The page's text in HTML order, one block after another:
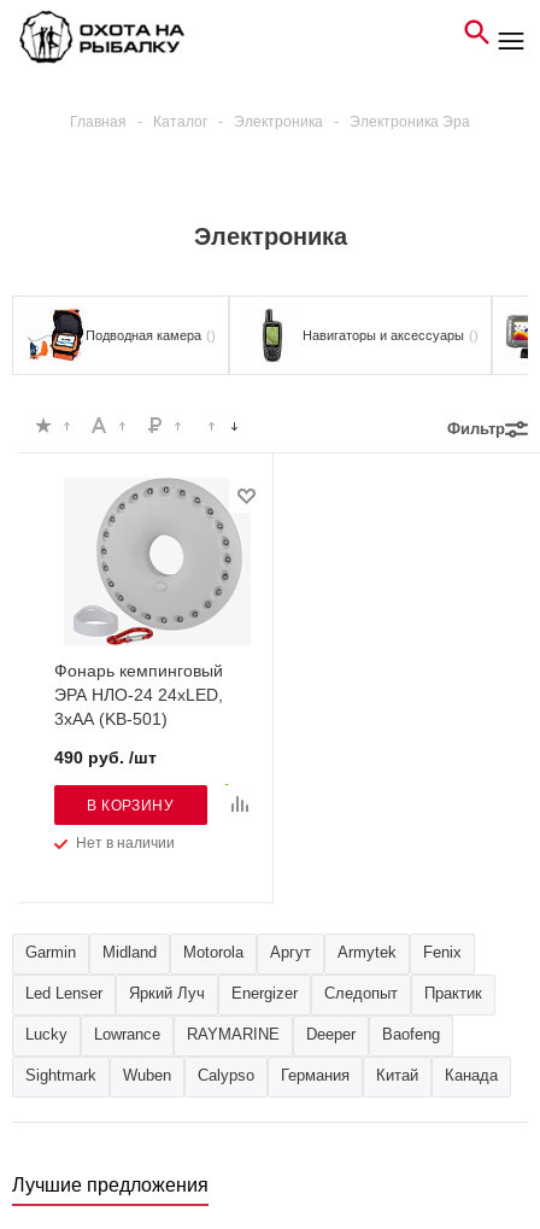
Главная - Каталог - Электроника - Электроника Эра
Электроника
Подводная камера () Навигаторы и аксессуары ()
Фильтр
Фонарь кемпинговый
ЭРА НЛО-24 24xLED,
3xAA (KB-501)
Нет в наличии
490 руб. /шт
В КОРЗИНУ
Garmin Midland Motorola Аргут Armytek Fenix
Led Lenser Яркий Луч Energizer Следопыт Практик
Lucky Lowrance RAYMARINE Deeper Baofeng
Sightmark Wuben Calypso Германия Китай Канада
Лучшие предложения